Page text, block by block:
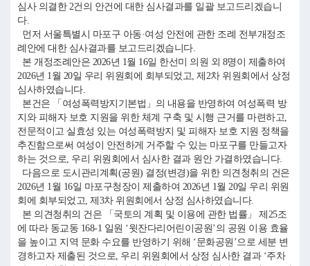
심사 의결한 2건의 안건에 대한 심사결과를 일괄 보고드리겠습니
다.
먼저 서울특별시 마포구 아동·여성 안전에 관한 조례 전부개정조
례안에 대한 심사결과를 보고드리겠습니다.
본 개정조례안은 2026년 1월 16일 한선미 의원 외 8명이 제출하여
2026년 1월 20일 우리 위원회에 회부되었고, 제2차 위원회에서 상정
심사하였습니다.
본건은 「여성폭력방지기본법」의 내용을 반영하여 여성폭력 방
지와 피해자 보호 지원을 위한 체계 구축 및 시행 근거를 마련하고,
전문적이고 실효성 있는 여성폭력방지 및 피해자 보호 지원 정책을
추진함으로써 여성이 안전하게 거주할 수 있는 마포구를 만들고자
하는 것으로, 우리 위원회에서 심사한 결과 원안 가결하였습니다.
다음으로 도시관리계획(공원) 결정(변경)을 위한 의견청취의 건은
2026년 1월 16일 마포구청장이 제출하여 2026년 1월 20일 우리 위원
회에 회부되었고, 제3차 위원회에서 상정 심사하였습니다.
본 의견청취의 건은 「국토의 계획 및 이용에 관한 법률」 제25조
에 따라 동교동 168-1 일원 ‘윗잔다리어린이공원’의 공원 이용 효율
을 높이고 지역 문화 수요를 반영하기 위해 ‘문화공원’으로 세분 변
경하고자 제출된 것으로, 우리 위원회에서 상정 심사한 결과 ‘주차